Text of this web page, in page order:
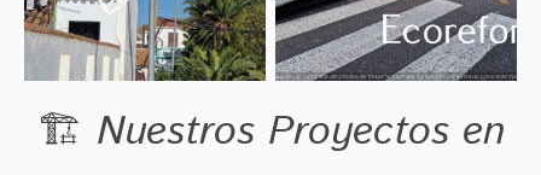
🏗️ Nuestros Proyectos en